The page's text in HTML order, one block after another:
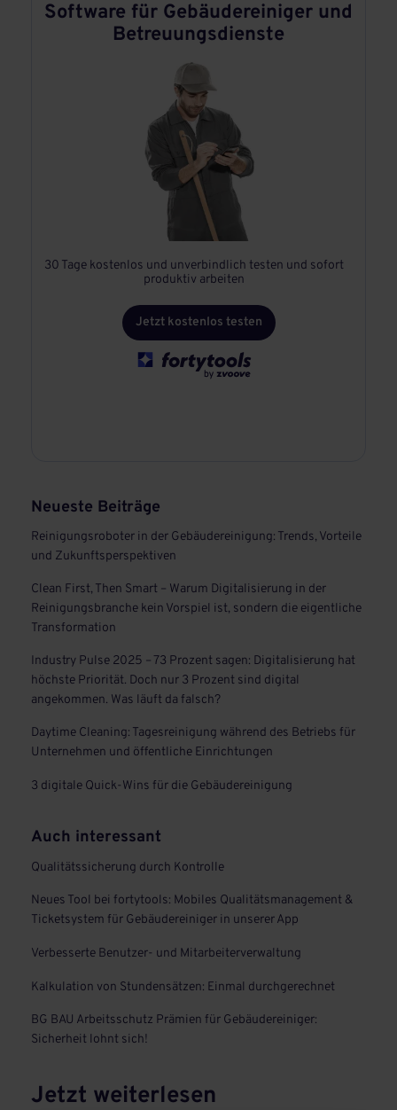
Software für Gebäudereiniger und
Betreuungsdienste
30 Tage kostenlos und unverbindlich testen und sofort
produktiv arbeiten
Jetzt kostenlos testen
Neueste Beiträge
Reinigungsroboter in der Gebäudereinigung: Trends, Vorteile
und Zukunftsperspektiven
Clean First, Then Smart – Warum Digitalisierung in der
Reinigungsbranche kein Vorspiel ist, sondern die eigentliche
Transformation
Industry Pulse 2025 – 73 Prozent sagen: Digitalisierung hat
höchste Priorität. Doch nur 3 Prozent sind digital
angekommen. Was läuft da falsch?
Daytime Cleaning: Tagesreinigung während des Betriebs für
Unternehmen und öffentliche Einrichtungen
3 digitale Quick-Wins für die Gebäudereinigung
Auch interessant
Qualitätssicherung durch Kontrolle
Neues Tool bei fortytools: Mobiles Qualitätsmanagement &
Ticketsystem für Gebäudereiniger in unserer App
Verbesserte Benutzer- und Mitarbeiterverwaltung
Kalkulation von Stundensätzen: Einmal durchgerechnet
BG BAU Arbeitsschutz Prämien für Gebäudereiniger:
Sicherheit lohnt sich!
Jetzt weiterlesen